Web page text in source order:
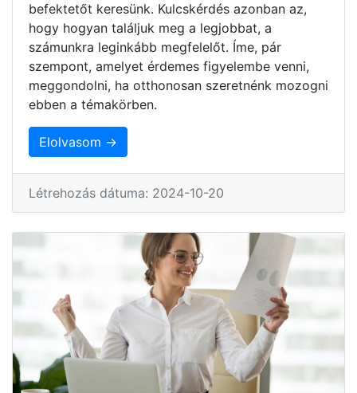
befektetőt keresünk. Kulcskérdés azonban az,
hogy hogyan találjuk meg a legjobbat, a
számunkra leginkább megfelelőt. Íme, pár
szempont, amelyet érdemes figyelembe venni,
meggondolni, ha otthonosan szeretnénk mozogni
ebben a témakörben.
Elolvasom →
Létrehozás dátuma: 2024-10-20